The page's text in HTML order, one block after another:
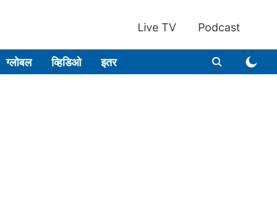
Live TV Podcast
ग्लोबल व्हिडिओ इतर